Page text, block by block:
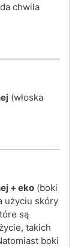
chwila
(włoska
+ eko (boki
użyciu skóry
są
takich
boki